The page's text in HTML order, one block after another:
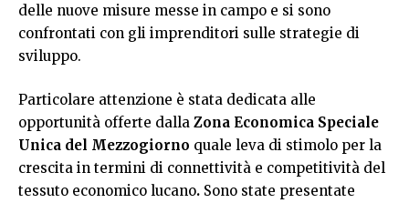
delle nuove misure messe in campo e si sono
confrontati con gli imprenditori sulle strategie di
sviluppo.
Particolare attenzione è stata dedicata alle
opportunità offerte dalla Zona Economica Speciale
Unica del Mezzogiorno quale leva di stimolo per la
crescita in termini di connettività e competitività del
tessuto economico lucano. Sono state presentate